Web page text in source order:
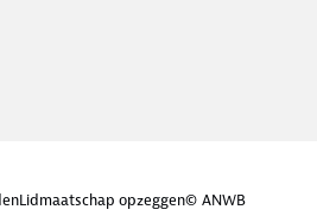
Lidmaatschap opzeggen© ANWB